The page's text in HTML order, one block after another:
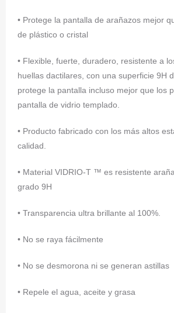
• Protege la pantalla de arañazos mejor
de plástico o cristal
• Flexible, fuerte, duradero, resistente a
huellas dactilares, con una superficie 9H
protege la pantalla incluso mejor que los
pantalla de vidrio templado.
• Producto fabricado con los más altos
calidad.
• Material VIDRIO-T ™ es resistente
grado 9H
• Transparencia ultra brillante al 100%.
• No se raya fácilmente
• No se desmorona ni se generan astillas
• Repele el agua, aceite y grasa